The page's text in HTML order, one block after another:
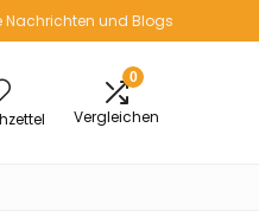
Nachrichten und Blogs
0
Vergleichen